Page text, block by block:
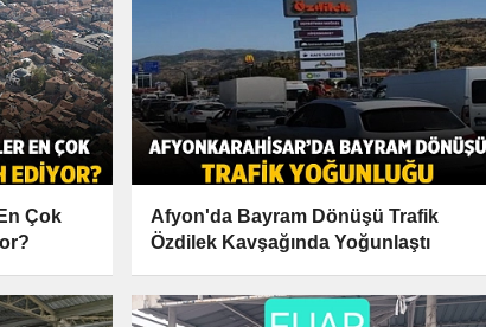
Çok
Afyon'da Bayram Dönüşü Trafik
Özdilek Kavşağında Yoğunlaştı